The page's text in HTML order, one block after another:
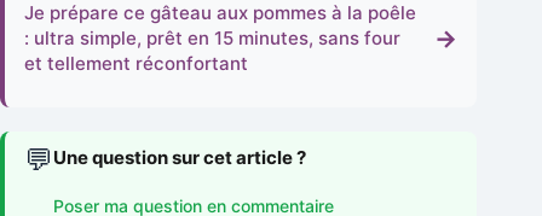
Je prépare ce gâteau aux pommes à la poêle
: ultra simple, prêt en 15 minutes, sans four
et tellement réconfortant
→
💬 Une question sur cet article ?
Poser ma question en commentaire